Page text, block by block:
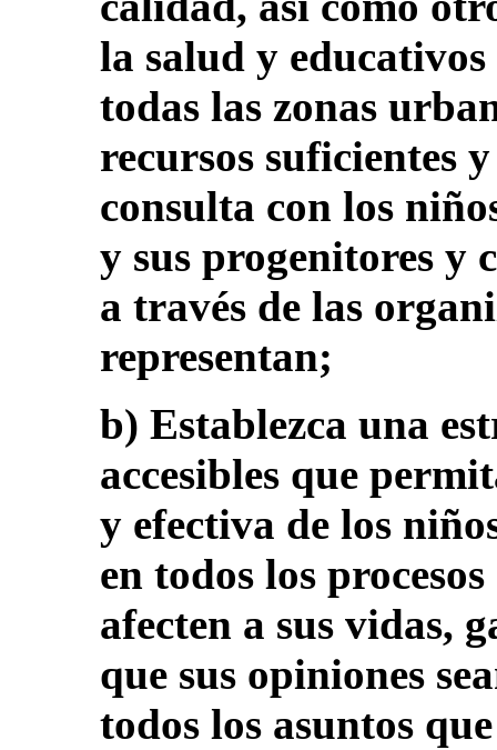
la salud y
todas las zonas
recursos suficientes
consulta con los
y sus progenitores y
a través de las
representan;
b) Establezca una
accesibles que
y efectiva de los
en todos los
afecten a sus vidas,
que sus opiniones
todos los asuntos